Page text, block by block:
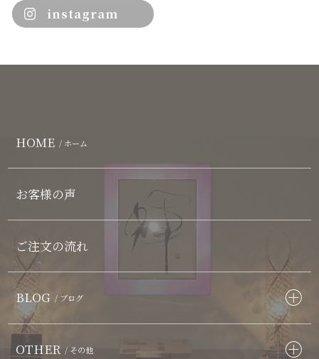
instagram
HOME / ホーム
お客様の声
ご注文の流れ
BLOG / ブログ
OTHER / その他